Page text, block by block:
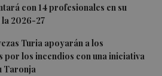
con 14 profesionales en su
2026-27
Turia apoyarán a los
por los incendios con una iniciativa
Taronja